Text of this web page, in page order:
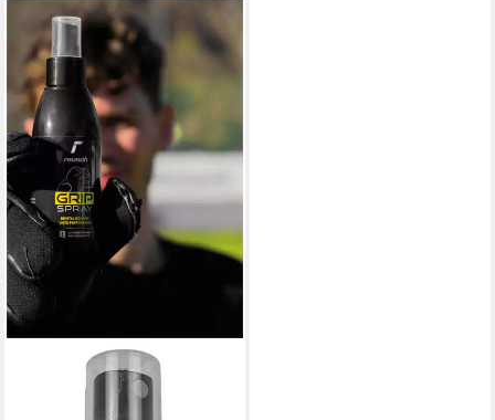
Torwarthandschuhe Grip
Spray stärkt die Griffigkeit